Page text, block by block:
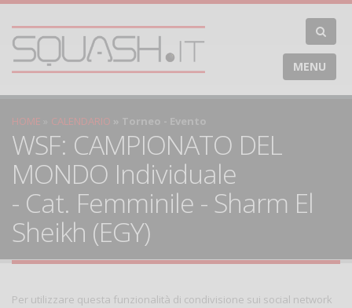
MENU
HOME CALENDARIO Torneo - Evento
WSF: CAMPIONATO DEL
MONDO Individuale
- Cat. Femminile - Sharm El
Sheikh (EGY)
Per utilizzare questa funzionalità di condivisione sui social network